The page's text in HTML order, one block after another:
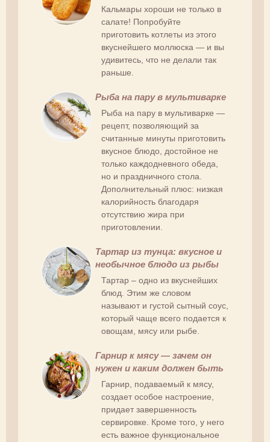
Кальмары хороши не только в
салате! Попробуйте
приготовить котлеты из этого
вкуснейшего моллюска — и вы
удивитесь, что не делали так
раньше.
Рыба на пару в мультиварке
Рыба на пару в мультиварке —
рецепт, позволяющий за
считанные минуты приготовить
вкусное блюдо, достойное не
только каждодневного обеда,
но и праздничного стола.
Дополнительный плюс: низкая
калорийность благодаря
отсутствию жира при
приготовлении.
Тартар из тунца: вкусное и
необычное блюдо из рыбы
Тартар – одно из вкуснейших
блюд. Этим же словом
называют и густой сытный соус,
который чаще всего подается к
овощам, мясу или рыбе.
Гарнир к мясу — зачем он
нужен и каким должен быть
Гарнир, подаваемый к мясу,
создает особое настроение,
придает завершенность
сервировке. Кроме того, у него
есть важное функциональное